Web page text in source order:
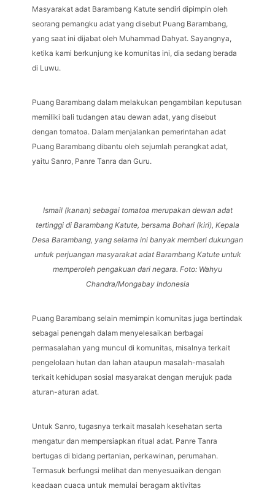
Masyarakat adat Barambang Katute sendiri dipimpin oleh
seorang pemangku adat yang disebut Puang Barambang,
yang saat ini dijabat oleh Muhammad Dahyat. Sayangnya,
ketika kami berkunjung ke komunitas ini, dia sedang berada
di Luwu.
Puang Barambang dalam melakukan pengambilan keputusan
memiliki bali tudangen atau dewan adat, yang disebut
dengan tomatoa. Dalam menjalankan pemerintahan adat
Puang Barambang dibantu oleh sejumlah perangkat adat,
yaitu Sanro, Panre Tanra dan Guru.
Ismail (kanan) sebagai tomatoa merupakan dewan adat
tertinggi di Barambang Katute, bersama Bohari (kiri), Kepala
Desa Barambang, yang selama ini banyak memberi dukungan
untuk perjuangan masyarakat adat Barambang Katute untuk
memperoleh pengakuan dari negara. Foto: Wahyu
Chandra/Mongabay Indonesia
Puang Barambang selain memimpin komunitas juga bertindak
sebagai penengah dalam menyelesaikan berbagai
permasalahan yang muncul di komunitas, misalnya terkait
pengelolaan hutan dan lahan ataupun masalah-masalah
terkait kehidupan sosial masyarakat dengan merujuk pada
aturan-aturan adat.
Untuk Sanro, tugasnya terkait masalah kesehatan serta
mengatur dan mempersiapkan ritual adat. Panre Tanra
bertugas di bidang pertanian, perkawinan, perumahan.
Termasuk berfungsi melihat dan menyesuaikan dengan
keadaan cuaca untuk memulai beragam aktivitas